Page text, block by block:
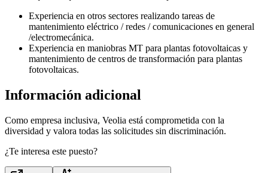
Experiencia en otros sectores realizando tareas de
mantenimiento eléctrico / redes / comunicaciones en general
/electromecánica.
Experiencia en maniobras MT para plantas fotovoltaicas y
mantenimiento de centros de transformación para plantas
fotovoltaicas.
Información adicional
Como empresa inclusiva, Veolia está comprometida con la
diversidad y valora todas las solicitudes sin discriminación.
¿Te interesa este puesto?